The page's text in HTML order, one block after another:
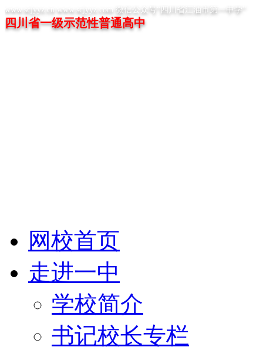
www.scjyyz.cn www.scjyyz.com 微信公众号“四川省江油市第一中学”
四川省一级示范性普通高中
网校首页
走进一中
学校简介
书记校长专栏